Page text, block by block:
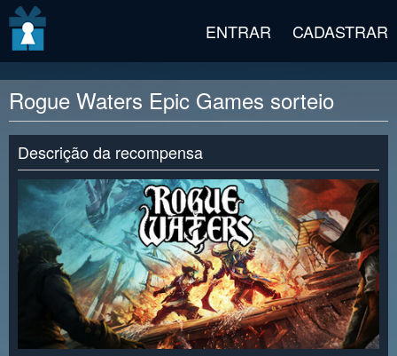
ENTRAR CADASTRAR
Rogue Waters Epic Games sorteio
Descrição da recompensa